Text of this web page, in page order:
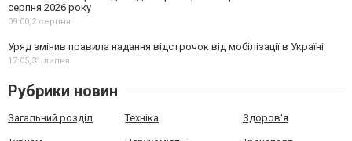
серпня 2026 року
09:00,2 серпня
Уряд змінив правила надання відстрочок від мобілізації в Україні
17:05,31 липня
Рубрики новин
Загальний розділ Техніка Здоров'я